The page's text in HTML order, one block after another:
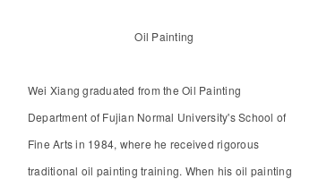
Oil Painting
Wei Xiang graduated from the Oil Painting
Department of Fujian Normal University's School of
Fine Arts in 1984, where he received rigorous
traditional oil painting training. When his oil painting